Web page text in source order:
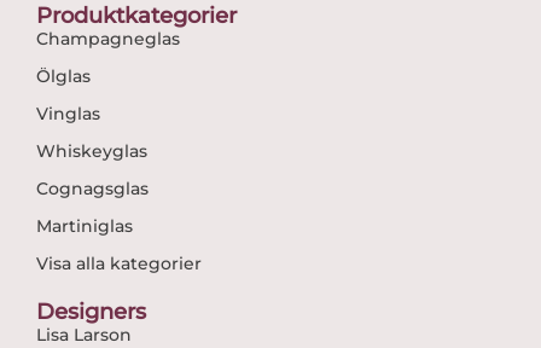
Produktkategorier
Champagneglas
Ölglas
Vinglas
Whiskeyglas
Cognagsglas
Martiniglas
Visa alla kategorier
Designers
Lisa Larson